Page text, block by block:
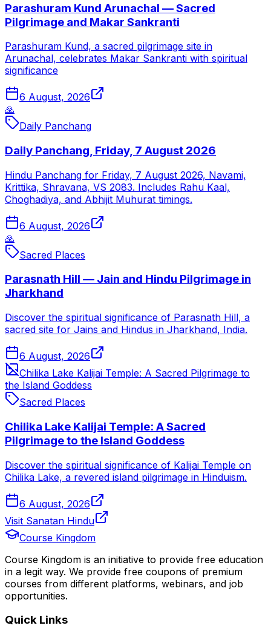
Parashuram Kund Arunachal — Sacred
Pilgrimage and Makar Sankranti
Parashuram Kund, a sacred pilgrimage site in
Arunachal, celebrates Makar Sankranti with spiritual
significance
6 August, 2026
🙏
Daily Panchang
Daily Panchang, Friday, 7 August 2026
Hindu Panchang for Friday, 7 August 2026, Navami,
Krittika, Shravana, VS 2083. Includes Rahu Kaal,
Choghadiya, and Abhijit Muhurat timings.
6 August, 2026
🙏
Sacred Places
Parasnath Hill — Jain and Hindu Pilgrimage in
Jharkhand
Discover the spiritual significance of Parasnath Hill, a
sacred site for Jains and Hindus in Jharkhand, India.
6 August, 2026
Chilika Lake Kalijai Temple: A Sacred Pilgrimage to
the Island Goddess
Sacred Places
Chilika Lake Kalijai Temple: A Sacred
Pilgrimage to the Island Goddess
Discover the spiritual significance of Kalijai Temple on
Chilika Lake, a revered island pilgrimage in Hinduism.
6 August, 2026
Visit Sanatan Hindu
Course Kingdom
Course Kingdom is an initiative to provide free education
in a legit way. We provide free coupons of premium
courses from different platforms, webinars, and job
opportunities.
Quick Links